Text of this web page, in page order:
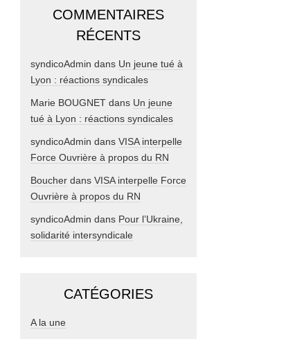
COMMENTAIRES
RÉCENTS
syndicoAdmin dans Un jeune tué à
Lyon : réactions syndicales
Marie BOUGNET dans Un jeune
tué à Lyon : réactions syndicales
syndicoAdmin dans VISA interpelle
Force Ouvrière à propos du RN
Boucher dans VISA interpelle Force
Ouvrière à propos du RN
syndicoAdmin dans Pour l’Ukraine,
solidarité intersyndicale
CATÉGORIES
A la une